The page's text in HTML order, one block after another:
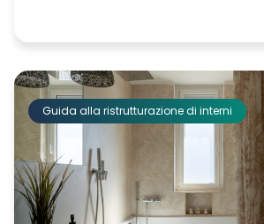
Guida alla ristrutturazione di interni